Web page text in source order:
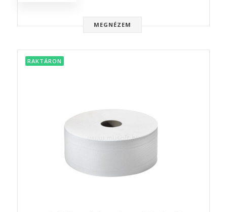
MEGNÉZEM
RAKTÁRON